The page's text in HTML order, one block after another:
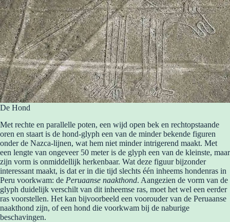
De Hond
Met rechte en parallelle poten, een wijd open bek en rechtopstaande
oren en staart is de hond-glyph een van de minder bekende figuren
onder de Nazca-lijnen, wat hem niet minder intrigerend maakt. Met
een lengte van ongeveer 50 meter is de glyph een van de kleinste, maar
zijn vorm is onmiddellijk herkenbaar. Wat deze figuur bijzonder
interessant maakt, is dat er in die tijd slechts één inheems hondenras in
Peru voorkwam: de Peruaanse naakthond. Aangezien de vorm van de
glyph duidelijk verschilt van dit inheemse ras, moet het wel een eerder
ras voorstellen. Het kan bijvoorbeeld een voorouder van de Peruaanse
naakthond zijn, of een hond die voorkwam bij de naburige
beschavingen.